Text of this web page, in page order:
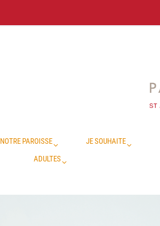
NOTRE PAROISSE JE SOUHAITE
ADULTES